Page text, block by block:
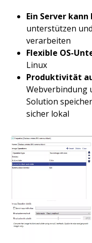
Ein Server
unterstützen
verarbeiten
Flexible OS-
Linux
Produktivität
Webverbindung
Solution
sicher lokal
Bild